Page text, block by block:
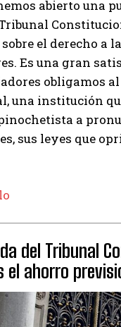
abierto una
el derecho a
Es una gran
obligamos
una institución
a
sus leyes que
del Tribunal
el ahorro